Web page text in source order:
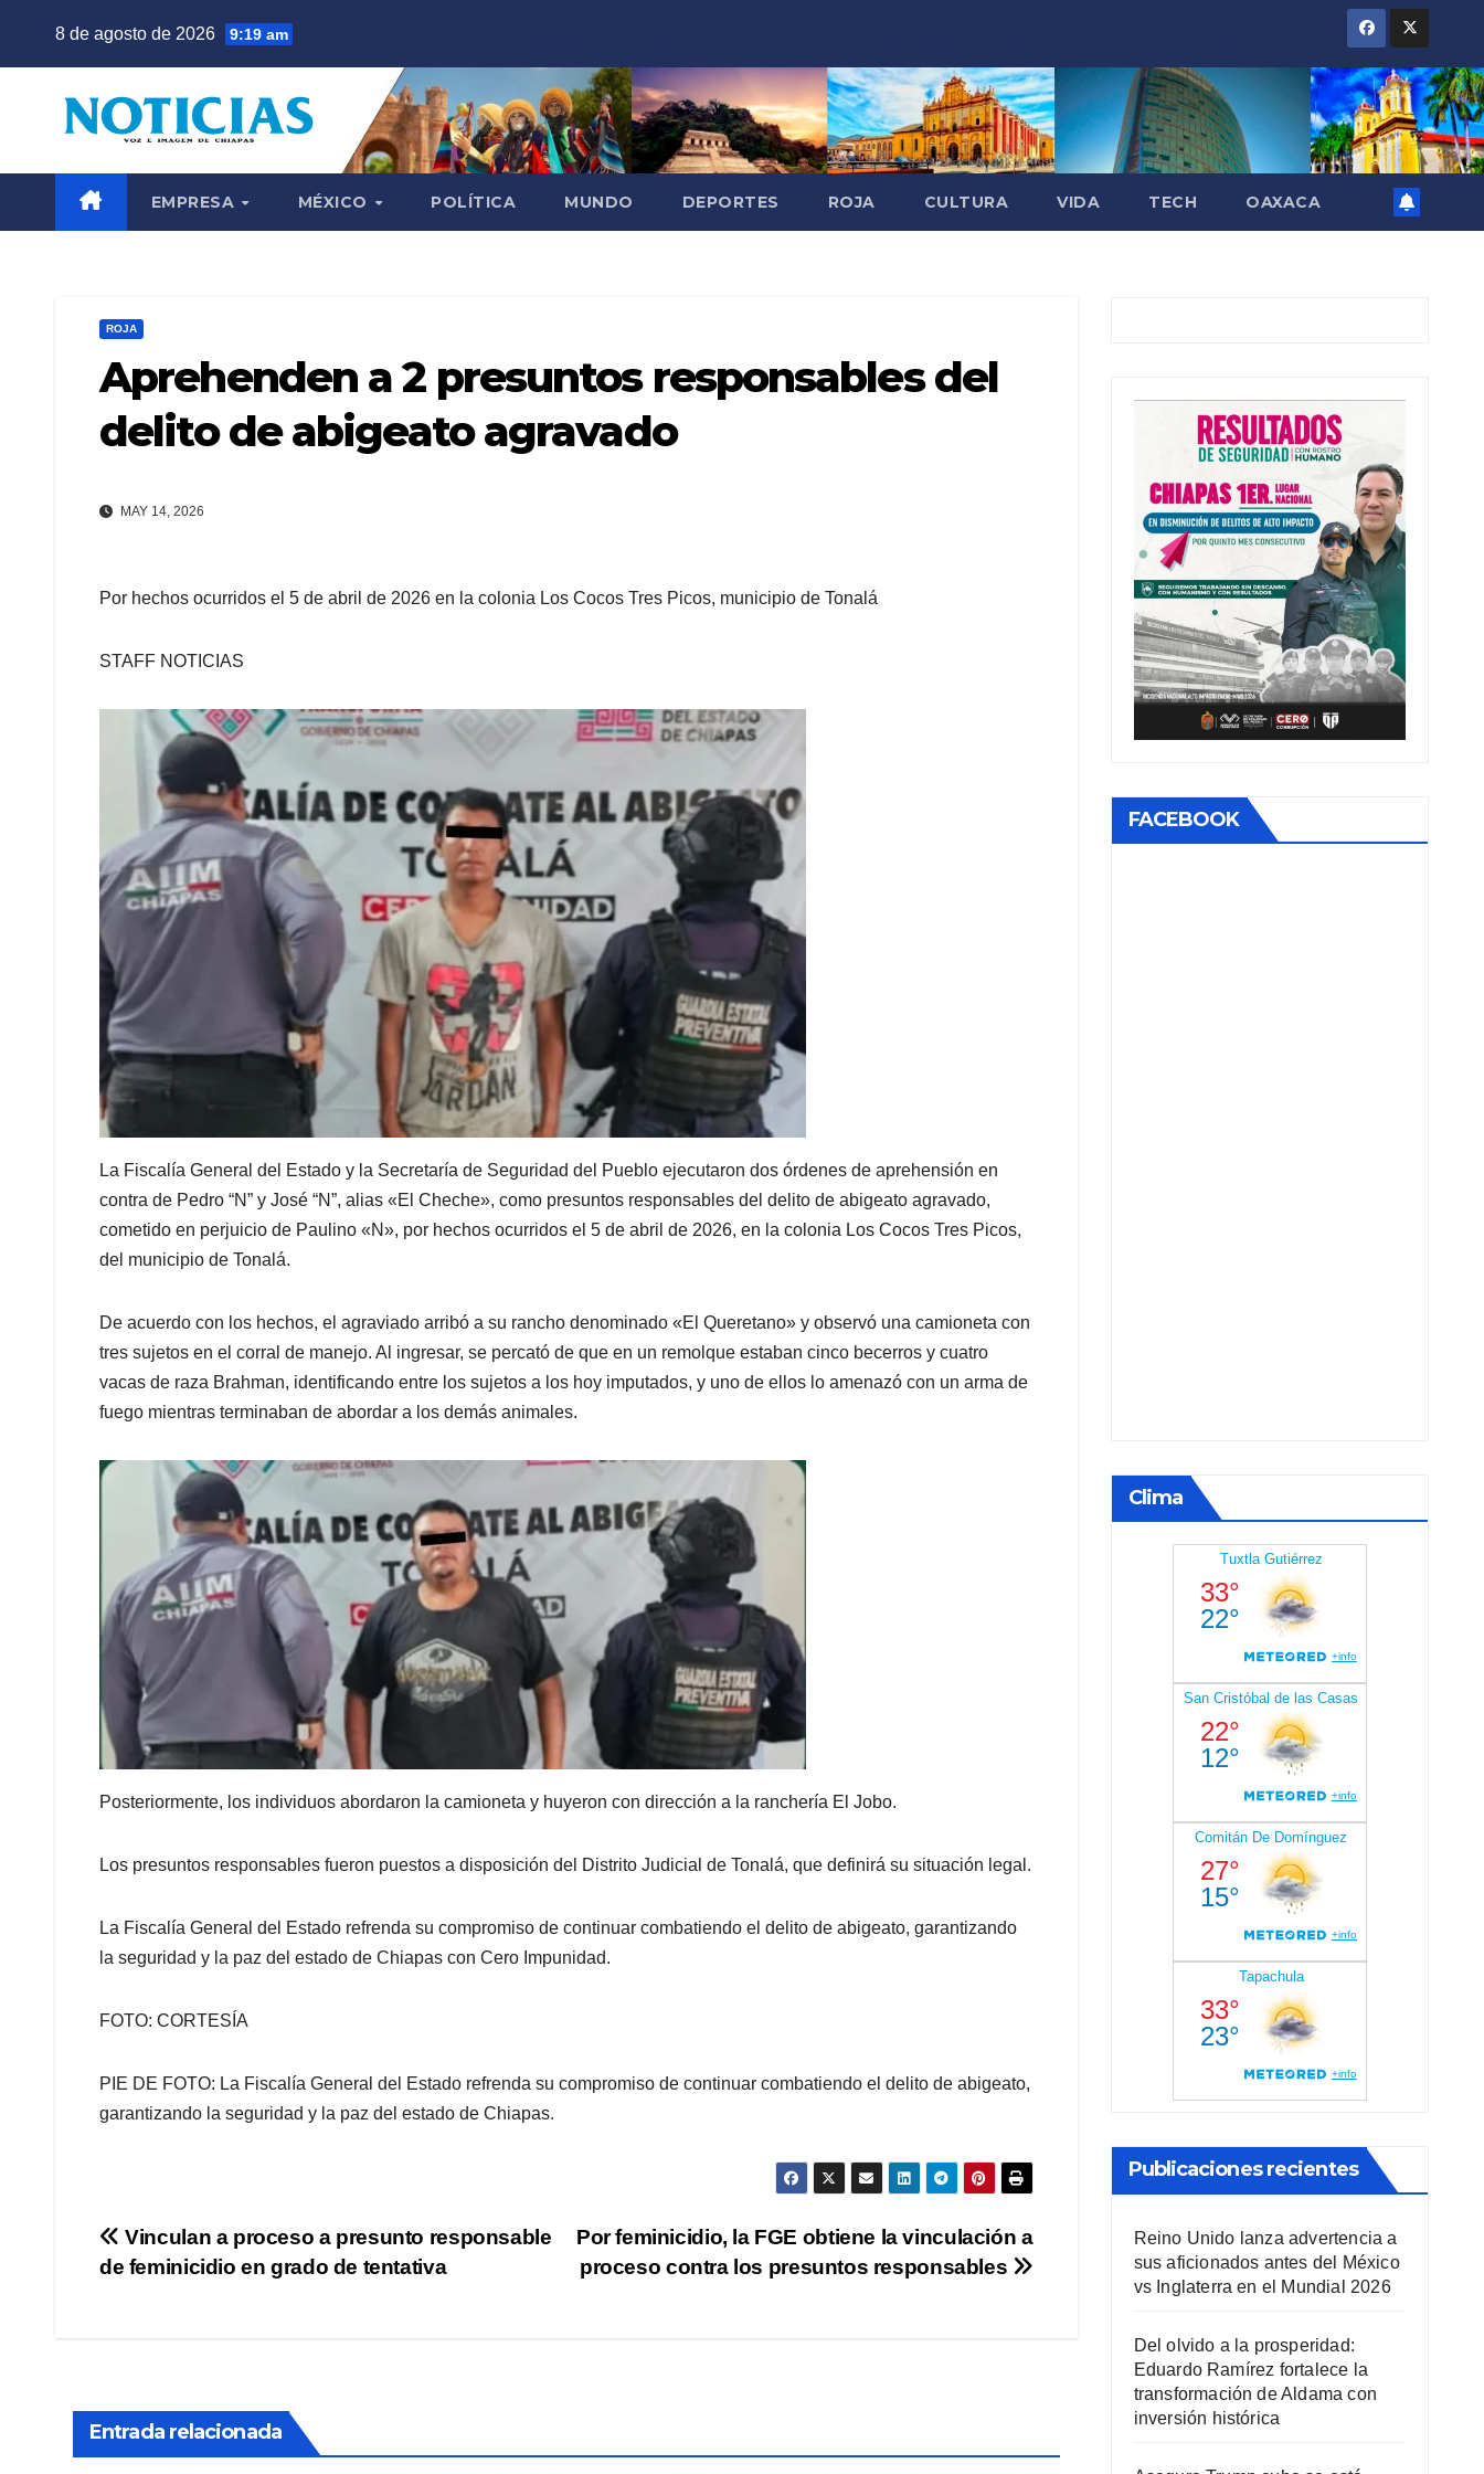
8 de agosto de 2026 9:19 am
EMPRESA MÉXICO POLÍTICA MUNDO DEPORTES ROJA CULTURA VIDA TECH OAXACA
ROJA
Aprehenden a 2 presuntos responsables del
delito de abigeato agravado
MAY 14, 2026
Por hechos ocurridos el 5 de abril de 2026 en la colonia Los Cocos Tres Picos, municipio de Tonalá
STAFF NOTICIAS
La Fiscalía General del Estado y la Secretaría de Seguridad del Pueblo ejecutaron dos órdenes de aprehensión en
contra de Pedro “N” y José “N”, alias «El Cheche», como presuntos responsables del delito de abigeato agravado,
cometido en perjuicio de Paulino «N», por hechos ocurridos el 5 de abril de 2026, en la colonia Los Cocos Tres Picos,
del municipio de Tonalá.
De acuerdo con los hechos, el agraviado arribó a su rancho denominado «El Queretano» y observó una camioneta con
tres sujetos en el corral de manejo. Al ingresar, se percató de que en un remolque estaban cinco becerros y cuatro
vacas de raza Brahman, identificando entre los sujetos a los hoy imputados, y uno de ellos lo amenazó con un arma de
fuego mientras terminaban de abordar a los demás animales.
Posteriormente, los individuos abordaron la camioneta y huyeron con dirección a la ranchería El Jobo.
Los presuntos responsables fueron puestos a disposición del Distrito Judicial de Tonalá, que definirá su situación legal.
La Fiscalía General del Estado refrenda su compromiso de continuar combatiendo el delito de abigeato, garantizando
la seguridad y la paz del estado de Chiapas con Cero Impunidad.
FOTO: CORTESÍA
PIE DE FOTO: La Fiscalía General del Estado refrenda su compromiso de continuar combatiendo el delito de abigeato,
garantizando la seguridad y la paz del estado de Chiapas.
Navegación
Por feminicidio, la FGE obtiene la vinculación a
proceso contra los presuntos responsables
Vinculan a proceso a presunto responsable
de feminicidio en grado de tentativa
Entrada relacionada
FACEBOOK
Clima
Publicaciones recientes
Reino Unido lanza advertencia a
sus aficionados antes del México
vs Inglaterra en el Mundial 2026
Del olvido a la prosperidad:
Eduardo Ramírez fortalece la
transformación de Aldama con
inversión histórica